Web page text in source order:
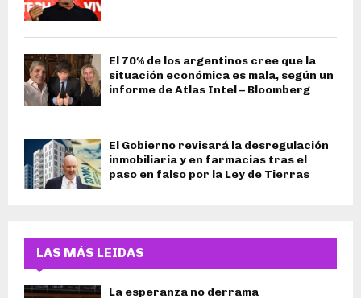
El 70% de los argentinos cree que la
situación económica es mala, según un
informe de Atlas Intel – Bloomberg
El Gobierno revisará la desregulación
inmobiliaria y en farmacias tras el
paso en falso por la Ley de Tierras
LAS MÁS LEIDAS
La esperanza no derrama